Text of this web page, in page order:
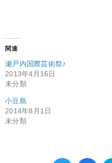
関連
瀬戸内国際芸術祭♪
2013年4月16日
未分類
小豆島
2014年8月1日
未分類